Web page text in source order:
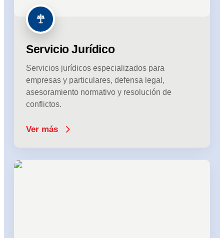
Servicio Jurídico
Servicios jurídicos especializados para
empresas y particulares, defensa legal,
asesoramiento normativo y resolución de
conflictos.
Ver más